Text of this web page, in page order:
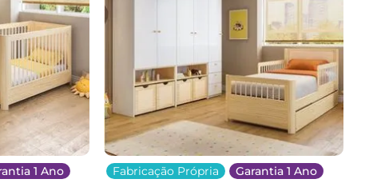
1 Ano Fabricação Própria Garantia 1 Ano